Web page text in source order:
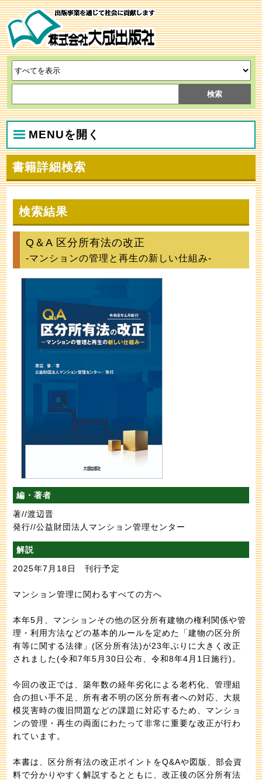
MENUを開く
書籍詳細検索
検索結果
Q＆A 区分所有法の改正
‐マンションの管理と再生の新しい仕組み‐
編・著者
著//渡辺晋
発行//公益財団法人マンション管理センター
解説
2025年7月18日 刊行予定
マンション管理に関わるすべての方へ
本年5月、マンションその他の区分所有建物の権利関係や管
理・利用方法などの基本的ルールを定めた「建物の区分所
有等に関する法律」(区分所有法)が23年ぶりに大きく改正
されました(令和7年5月30日公布、令和8年4月1日施行)。
今回の改正では、築年数の経年劣化による老朽化、管理組
合の担い手不足、所有者不明の区分所有者への対応、大規
模災害時の復旧問題などの課題に対応するため、マンショ
ンの管理・再生の両面にわたって非常に重要な改正が行わ
れています。
本書は、区分所有法の改正ポイントをQ&Aや図版、部会資
料で分かりやすく解説するとともに、改正後の区分所有法